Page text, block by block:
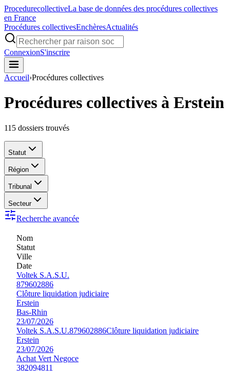
ProcedurecollectiveLa base de données des procédures collectives
en France
Procédures collectivesEnchèresActualités
ConnexionS'inscrire
Accueil›Procédures collectives
Procédures collectives à Erstein
115 dossiers trouvés
Statut
Région
Tribunal
Secteur
Recherche avancée
Nom
Statut
Ville
Date
Voltek S.A.S.U.
879602886
Clôture liquidation judiciaire
Erstein
Bas-Rhin
23/07/2026
Voltek S.A.S.U.879602886Clôture liquidation judiciaire
Erstein
23/07/2026
Achat Vert Negoce
382094811